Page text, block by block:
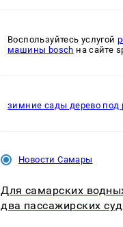
Воспользуйтесь услугой
машины bosch на сайте
зимние сады дерево под
Новости Самары
Для самарских
два пассажирских